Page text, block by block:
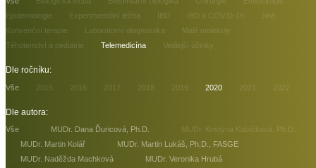
Epidemiologie
Experimentální léčba IBD IBD a COVID-19
Jiné
Konvenční terapie
Laboratorní diagnostika
Malé molekuly
Těhotenství a pediatrie
Telemedicína Vedlejší účinky
Dle ročníku:
Vše 2015 2016 2017 2018 2019 2020 2021 2022
Dle autora:
Vše MUDr. Dana Ďuricová, Ph.D.
MUDr. Kristýna Kubíčková, Ph.D.
MUDr. Martin Kolář
MUDr. Martin Lukáš, Ph.D., FASGE
MUDr. Naděžda Machková
MUDr. Veronika Hrubá